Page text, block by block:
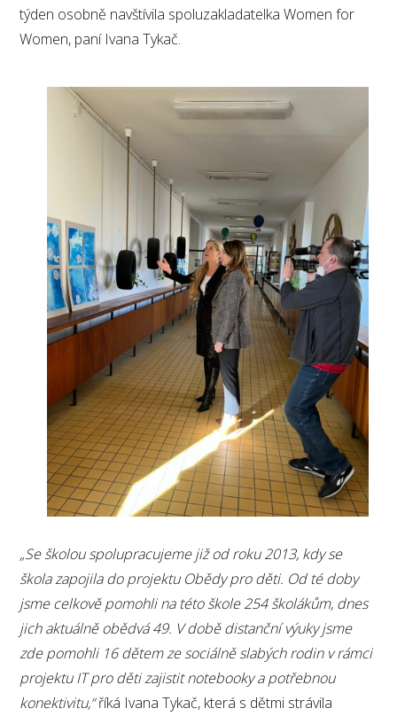
týden osobně navštívila spoluzakladatelka Women for
Women, paní Ivana Tykač.
„Se školou spolupracujeme již od roku 2013, kdy se
škola zapojila do projektu Obědy pro děti. Od té doby
jsme celkově pomohli na této škole 254 školákům, dnes
jich aktuálně obědvá 49. V době distanční výuky jsme
zde pomohli 16 dětem ze sociálně slabých rodin v rámci
projektu IT pro děti zajistit notebooky a potřebnou
konektivitu,“ říká Ivana Tykač, která s dětmi strávila